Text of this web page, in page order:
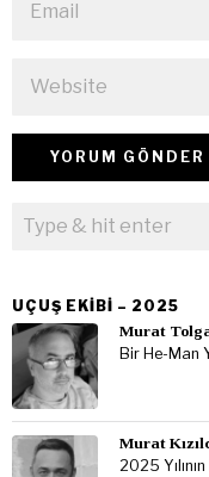
UÇUŞ EKIBI – 2025
Murat
Bir He-Man
Murat
2025